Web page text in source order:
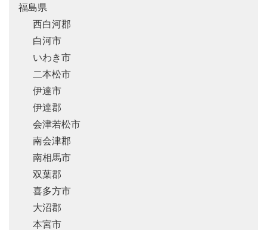
福島県
西白河郡
白河市
いわき市
二本松市
伊達市
伊達郡
会津若松市
南会津郡
南相馬市
双葉郡
喜多方市
大沼郡
本宮市